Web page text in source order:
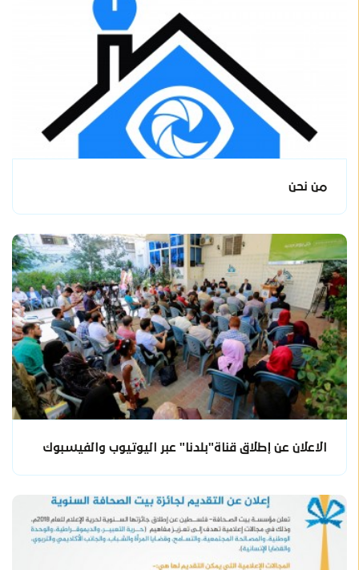
من نحن
الاعلان عن إطلاق قناة"بلدنا" عبر اليوتيوب والفيسبوك